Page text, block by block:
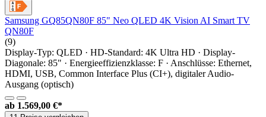
Samsung GQ85QN80F 85" Neo QLED 4K Vision AI Smart TV
QN80F
(9)
Display-Typ: QLED · HD-Standard: 4K Ultra HD · Display-
Diagonale: 85" · Energieeffizienzklasse: F · Anschlüsse: Ethernet,
HDMI, USB, Common Interface Plus (CI+), digitaler Audio-
Ausgang (optisch)
ab 1.569,00 €*